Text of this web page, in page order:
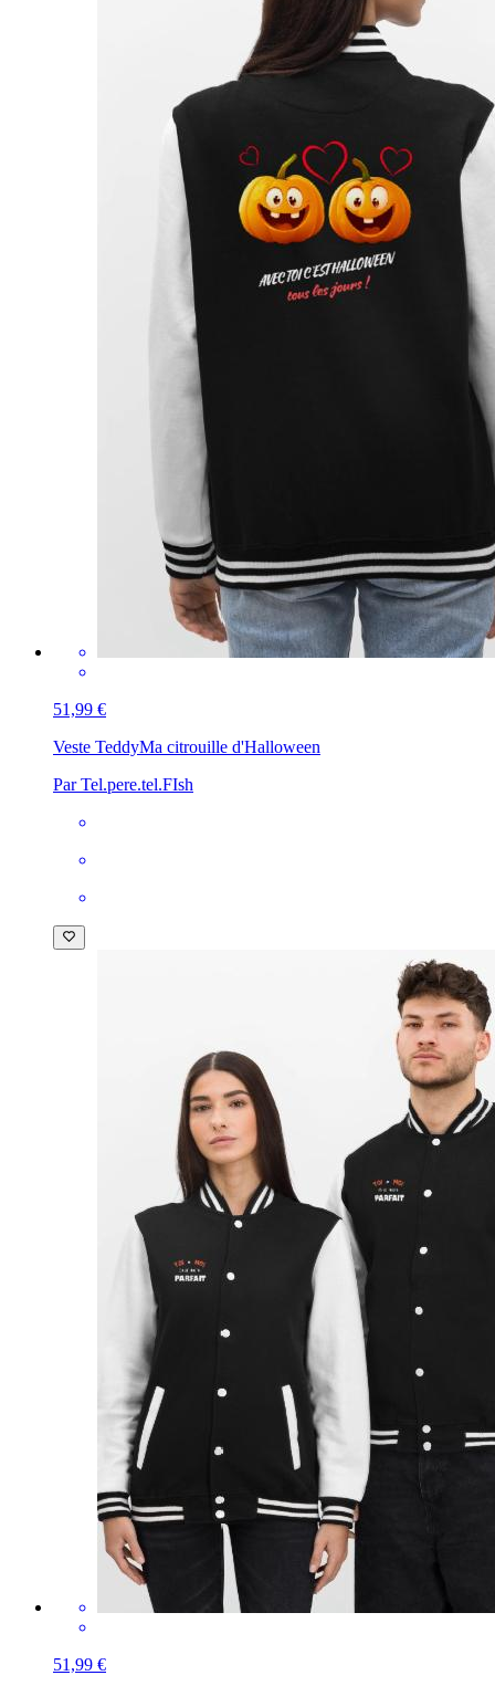
51,99 €
Veste TeddyMa citrouille d'Halloween
Par Tel.pere.tel.FIsh
51,99 €